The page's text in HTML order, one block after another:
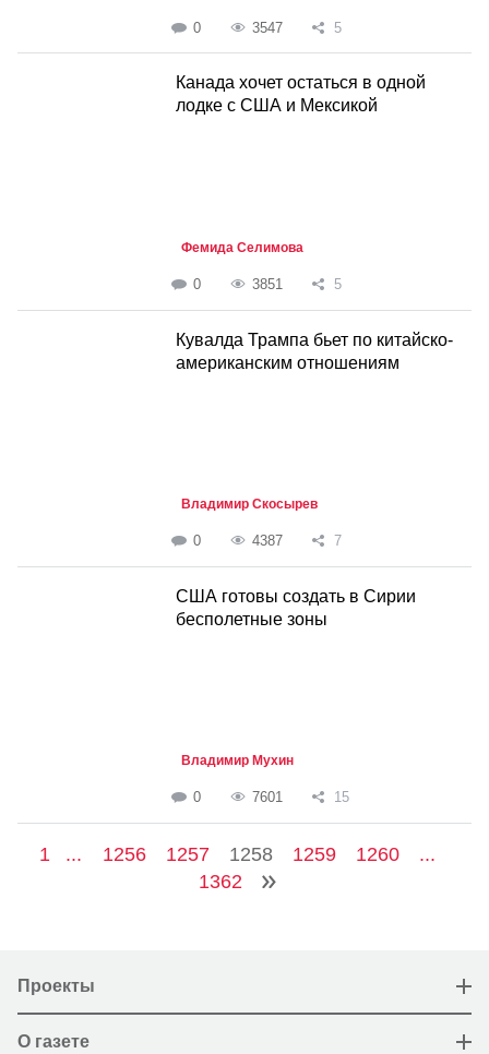
0 3547 5
Канада хочет остаться в одной
лодке с США и Мексикой
Фемида Селимова
0 3851 5
Кувалда Трампа бьет по китайско-
американским отношениям
Владимир Скосырев
0 4387 7
США готовы создать в Сирии
бесполетные зоны
Владимир Мухин
0 7601 15
1 ... 1256 1257 1258 1259 1260
...
1362
Проекты
О газете